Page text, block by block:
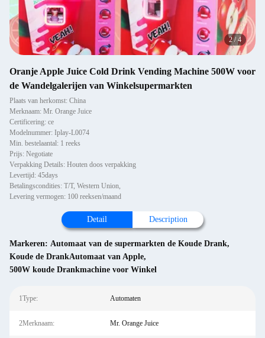
2/4
Oranje Apple Juice Cold Drink Vending Machine 500W voor
de Wandelgalerijen van Winkelsupermarkten
Plaats van herkomst: China
Merknaam: Mr. Orange Juice
Certificering: ce
Modelnummer: Iplay-L0074
Min. bestelaantal: 1 reeks
Prijs: Negotiate
Verpakking Details: Houten doos verpakking
Levertijd: 45days
Betalingscondities: T/T, Western Union,
Levering vermogen: 100 reeksen/maand
Detail Description
Markeren: Automaat van de supermarkten de Koude Drank,
Koude de DrankAutomaat van Apple,
500W koude Drankmachine voor Winkel
1Type: Automaten
2Merknaam: Mr. Orange Juice